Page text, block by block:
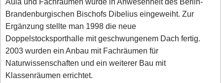
Brandenburgischen Bischofs Dibelius eingeweiht. Zur
Ergänzung stellte man 1998 die neue
Doppelstocksporthalle mit geschwungenem Dach fertig.
2003 wurden ein Anbau mit Fachräumen für
Naturwissenschaften und ein weiterer Bau mit
Klassenräumen errichtet.